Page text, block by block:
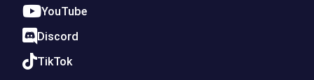
YouTube
Discord
TikTok